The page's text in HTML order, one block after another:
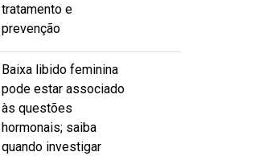
tratamento e
prevenção
Baixa libido feminina
pode estar associado
às questões
hormonais; saiba
quando investigar